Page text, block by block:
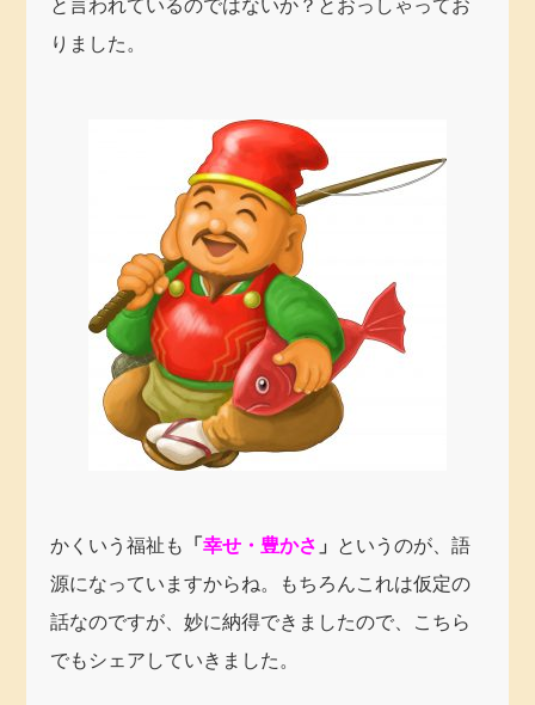
と言われているのではないか？とおっしゃってお
りました。
かくいう福祉も 「幸せ・豊かさ 」 というのが、語
源になっていますからね。もちろんこれは仮定の
話なのですが、妙に納得できましたので、こちら
でもシェアしていきました。